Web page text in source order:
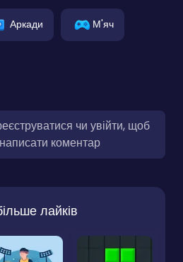
Аркади М'яч
чи увійти, щоб
написати коментар
лайків